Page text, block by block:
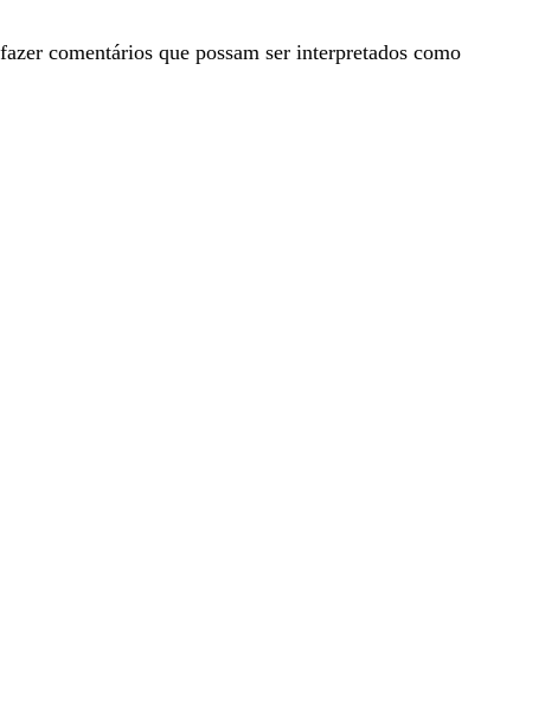
comentários que possam ser interpretados como